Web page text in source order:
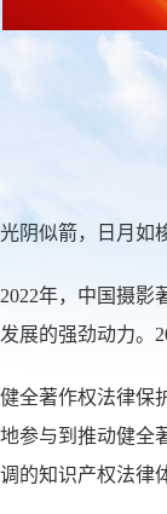
光阴似箭，日月如
2022年，中国摄影
发展的强劲动力。
健全著作权法律保
地参与到推动健全
调的知识产权法律